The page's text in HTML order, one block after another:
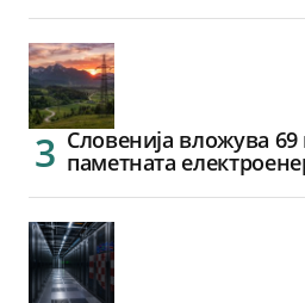
Словенија вложува
паметната